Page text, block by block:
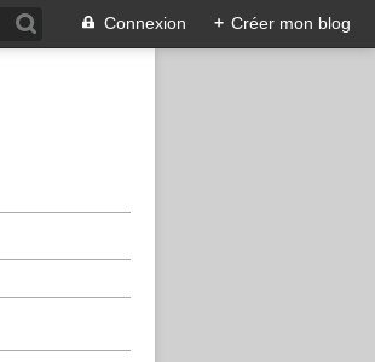
Connexion + Créer mon blog